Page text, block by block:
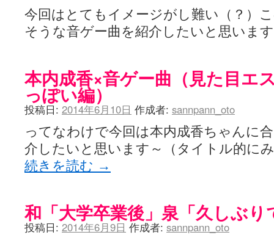
今回はとてもイメージがし難い（？）
そうな音ゲー曲を紹介したいと思いま
本内成香×音ゲー曲（見た目エ
っぽい編）
投稿日: 2014年6月10日 作成者: sannpann_oto
ってなわけで今回は本内成香ちゃんに
介したいと思います～（タイトル的に
続きを読む →
和「大学卒業後」泉「久しぶり
投稿日: 2014年6月9日 作成者: sannpann_oto